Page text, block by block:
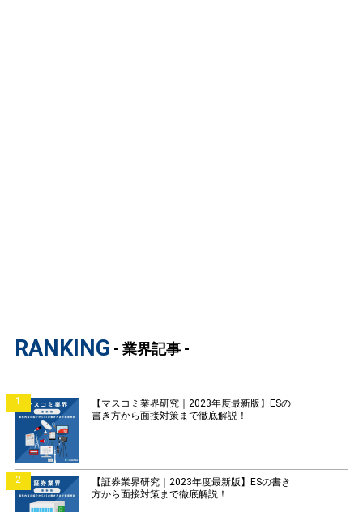
RANKING - 業界記事 -
1
【マスコミ業界研究｜2023年度最新版】ESの
書き方から面接対策まで徹底解説！
2
【証券業界研究｜2023年度最新版】ESの書き
方から面接対策まで徹底解説！